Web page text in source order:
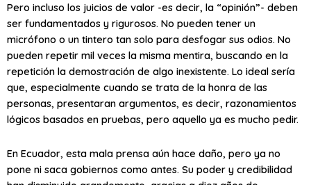
Pero incluso los juicios de valor -es decir, la “opinión”- deben
ser fundamentados y rigurosos. No pueden tener un
micrófono o un tintero tan solo para desfogar sus odios. No
pueden repetir mil veces la misma mentira, buscando en la
repetición la demostración de algo inexistente. Lo ideal sería
que, especialmente cuando se trata de la honra de las
personas, presentaran argumentos, es decir, razonamientos
lógicos basados en pruebas, pero aquello ya es mucho pedir.
En Ecuador, esta mala prensa aún hace daño, pero ya no
pone ni saca gobiernos como antes. Su poder y credibilidad